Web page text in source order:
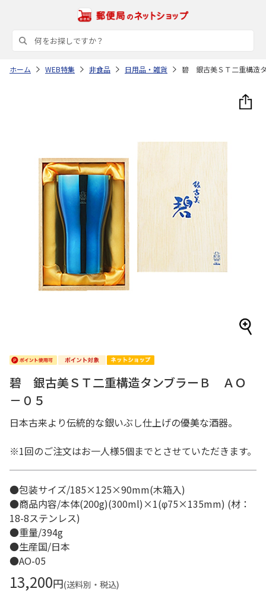
ホーム WEB特集 非食品 日用品・雑貨 碧 銀古美ＳＴ二重構造
碧 銀古美ＳＴ二重構造タンブラーＢ ＡＯ
－０５
日本古来より伝統的な銀いぶし仕上げの優美な酒器。
※1回のご注文はお一人様5個までとさせていただきます。
●包装サイズ/185×125×90mm(木箱入)
●商品内容/本体(200g)(300ml)×1(φ75×135mm) (材：
18-8ステンレス)
●重量/394g
●生産国/日本
●AO-05
13,200円(送料別・税込)